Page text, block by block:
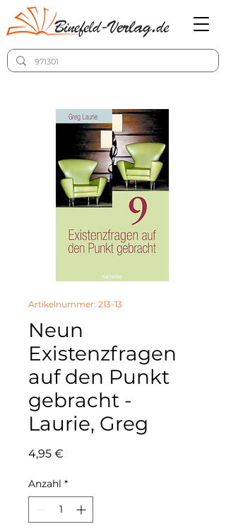
Artikelnummer: 213-13
Neun
Existenzfragen
auf den Punkt
gebracht -
Laurie, Greg
4,95 €
Anzahl *